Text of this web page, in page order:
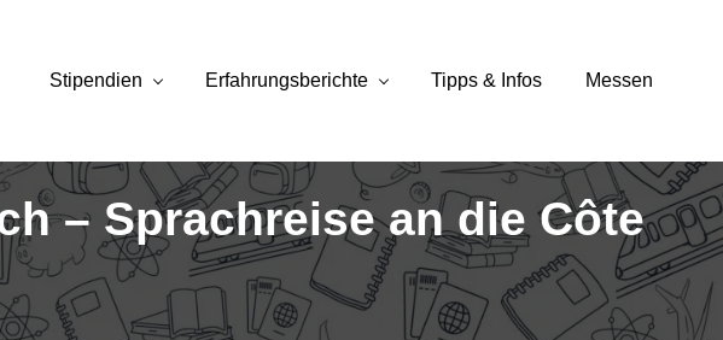
Stipendien Erfahrungsberichte Tipps & Infos Messen
– Sprachreise an die Côte